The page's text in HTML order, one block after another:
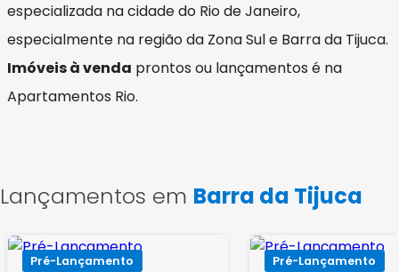
especializada na cidade do Rio de Janeiro,
especialmente na região da Zona Sul e Barra da Tijuca.
Imóveis à venda prontos ou lançamentos é na
Apartamentos Rio.
Lançamentos em Barra da Tijuca
Pré-Lançamento Pré-Lançamento